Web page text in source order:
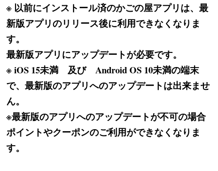
※ 以前にインストール済のかごの屋アプリは、最
新版アプリのリリース後に利用できなくなりま
す。
最新版アプリにアップデートが必要です。
※ iOS 15未満 及び Android OS 10未満の端末
で、最新版のアプリへのアップデートは出来ませ
ん。
※最新版のアプリへのアップデートが不可の場合
ポイントやクーポンのご利用ができなくなりま
す。